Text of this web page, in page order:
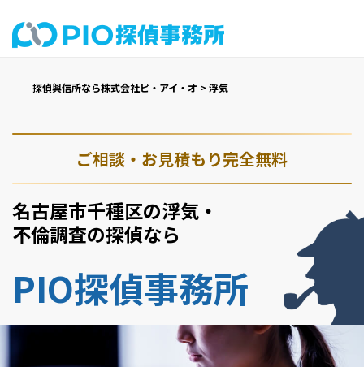
探偵興信所なら株式会社ピ・アイ・オ > 浮気
ご相談・お見積もり完全無料
名古屋市千種区の浮気・
不倫調査の探偵なら
PIO探偵事務所